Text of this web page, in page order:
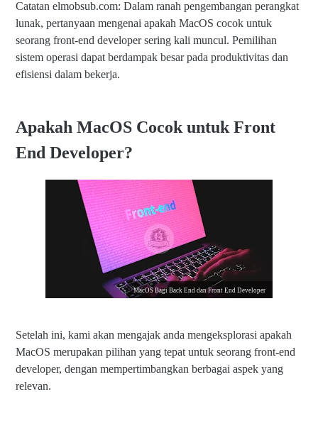
Catatan elmobsub.com: Dalam ranah pengembangan perangkat
lunak, pertanyaan mengenai apakah MacOS cocok untuk
seorang front-end developer sering kali muncul. Pemilihan
sistem operasi dapat berdampak besar pada produktivitas dan
efisiensi dalam bekerja.
Apakah MacOS Cocok untuk Front
End Developer?
MacOS Bagi Back End dan Front End Developer
Setelah ini, kami akan mengajak anda mengeksplorasi apakah
MacOS merupakan pilihan yang tepat untuk seorang front-end
developer, dengan mempertimbangkan berbagai aspek yang
relevan.